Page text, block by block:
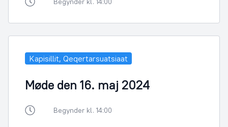
Kapisillit, Qeqertarsuatsiaat
Møde den 16. maj 2024
Begynder kl. 14:00